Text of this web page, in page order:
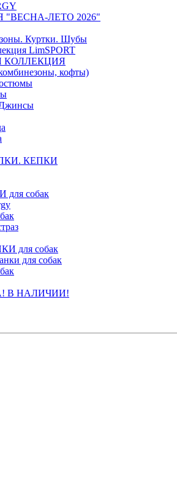
ЛЕТО 2026"
Куртки. Шубы
LimSPORT
КОЛЛЕКЦИЯ
кофты)
КЕПКИ
собак
для собак
для собак
В НАЛИЧИИ!